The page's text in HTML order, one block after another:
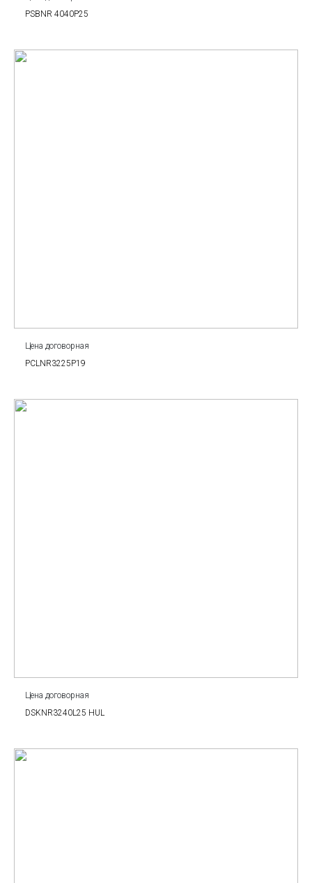
PSBNR 4040P25
Цена договорная
PCLNR3225P19
Цена договорная
DSKNR3240L25 HUL